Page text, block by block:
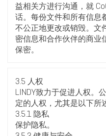
益相关方进行沟通，就
话。每份文件和所有信息
不公正地更改或销毁。文
密信息和合作伙伴的商业
保密。
3.5 人权
LINDY致力于促进人权。
定的人权，尤其是以下所
3.5.1 隐私
保护隐私。